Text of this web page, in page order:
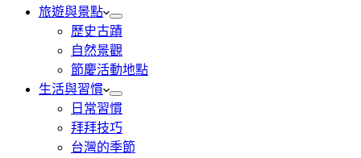
旅遊與景點
歷史古蹟
自然景觀
節慶活動地點
生活與習慣
日常習慣
拜拜技巧
台灣的季節